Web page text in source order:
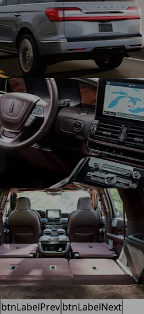
btnLabelPrev btnLabelNext